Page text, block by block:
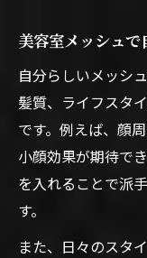
美容室メッシュ
自分らしいメッシ
髪質、ライフスタ
です。例えば、顔
小顔効果が期待で
を入れることで派
す。
また、日々のスタ